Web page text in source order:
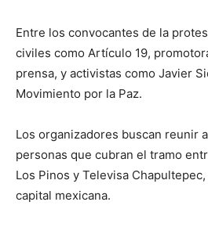
Entre los convocantes de la
civiles como Artículo 19,
prensa, y activistas como Javier
Movimiento por la Paz.
Los organizadores buscan reunir
personas que cubran el tramo
Los Pinos y Televisa
capital mexicana.